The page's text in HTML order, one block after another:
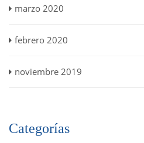
marzo 2020
febrero 2020
noviembre 2019
Categorías